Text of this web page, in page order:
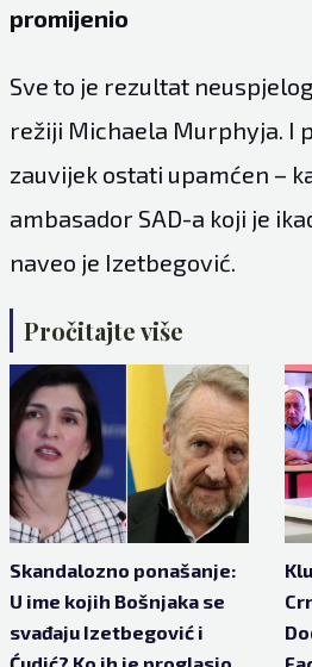
promijenio
Sve to je rezultat
režiji Michaela Murphyja. I
zauvijek ostati upamćen –
ambasador SAD-a koji je
naveo je Izetbegović.
Pročitajte više
Skandalozno ponašanje:
U ime kojih Bošnjaka se
svađaju Izetbegović i